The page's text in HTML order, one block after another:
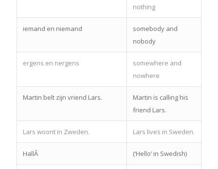
nothing
iemand en niemand
somebody and
nobody
ergens en nergens
somewhere and
nowhere
Martin belt zijn vriend Lars.
Martin is calling his
friend Lars.
Lars woont in Zweden. Lars lives in Sweden.
HallÂ (‘Hello’ in Swedish)